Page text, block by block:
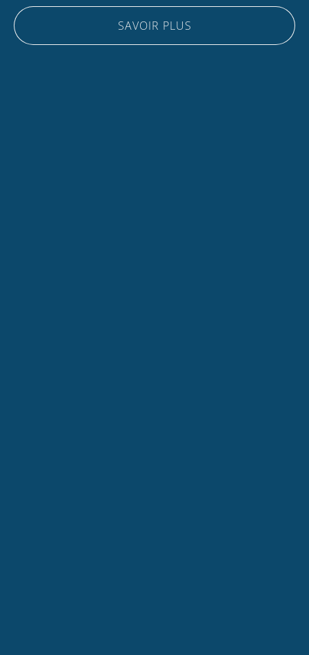
SAVOIR PLUS